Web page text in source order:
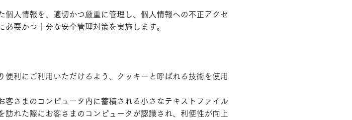
人情報を、適切かつ厳重に管理し、個人情報への不正アクセ
要かつ十分な安全管理対策を実施します。
利にご利用いただけるよう、クッキーと呼ばれる技術を使用
さまのコンピュータ内に蓄積される小さなテキストファイル
れた際にお客さまのコンピュータが認識され、利便性が向上